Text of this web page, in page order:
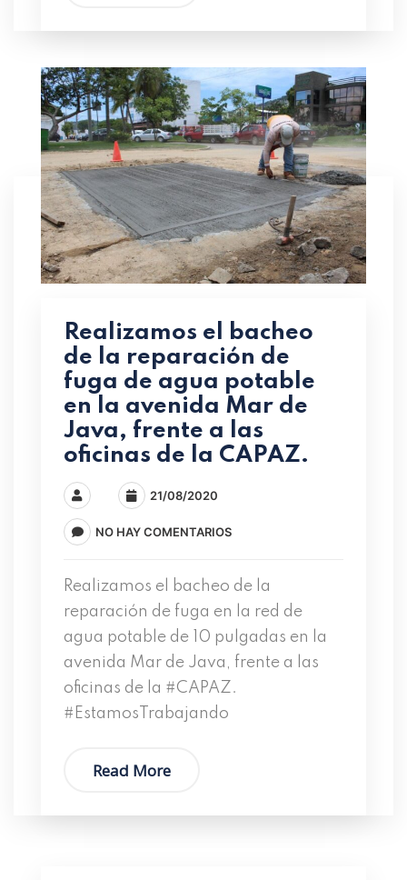
Realizamos el bacheo
de la reparación de
fuga de agua potable
en la avenida Mar de
Java, frente a las
oficinas de la CAPAZ.
21/08/2020
NO HAY COMENTARIOS
Realizamos el bacheo de la
reparación de fuga en la red de
agua potable de 10 pulgadas en la
avenida Mar de Java, frente a las
oficinas de la #CAPAZ.
#EstamosTrabajando
Read More